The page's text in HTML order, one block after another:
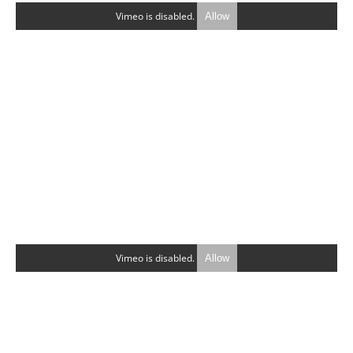
Vimeo is disabled. Allow
Vimeo is disabled. Allow